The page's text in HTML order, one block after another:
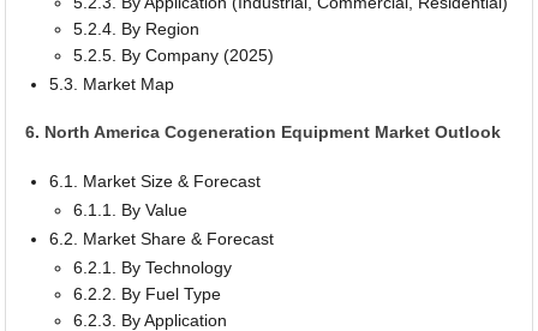
5.2.4. By Region
5.2.5. By Company (2025)
5.3. Market Map
6. North America Cogeneration Equipment Market Outlook
6.1. Market Size & Forecast
6.1.1. By Value
6.2. Market Share & Forecast
6.2.1. By Technology
6.2.2. By Fuel Type
6.2.3. By Application